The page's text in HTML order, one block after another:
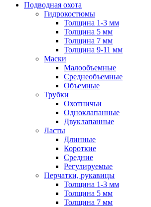
Подводная охота
Гидрокостюмы
Толщина 1-3 мм
Толщина 5 мм
Толщина 7 мм
Толщина 9-11 мм
Маски
Малообъемные
Среднеобъемные
Объемные
Трубки
Охотничьи
Одноклапанные
Двуклапанные
Ласты
Длинные
Короткие
Средние
Регулируемые
Перчатки, рукавицы
Толщина 1-3 мм
Толщина 5 мм
Толщина 7 мм